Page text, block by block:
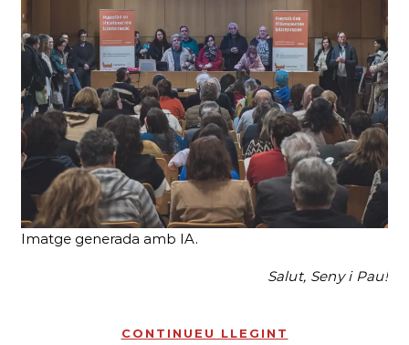
Imatge generada amb IA.
Salut, Seny i Pau!
CONTINUEU LLEGINT